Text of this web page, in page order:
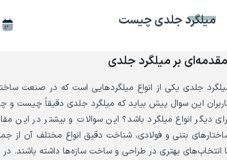
میلگرد جلدی چیست
مقدمه‌ای بر میلگرد جلدی
جلدی یکی از انواع میلگردهایی است که در صنعت
این سوال پیش بیاید که میلگرد جلدی دقیقاً چیست و
دیگر انواع میلگرد باشد؟ این سوالات و بیشتر در
بتنی و فولادی، شناخت دقیق انواع مختلف آن
انتخاب‌های بهتری در طراحی و ساخت سازه‌ها داشته باشند.